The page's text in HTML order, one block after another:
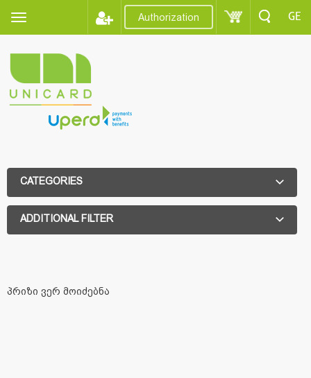
Authorization GE
CATEGORIES
ADDITIONAL FILTER
პრიზი ვერ მოიძებნა